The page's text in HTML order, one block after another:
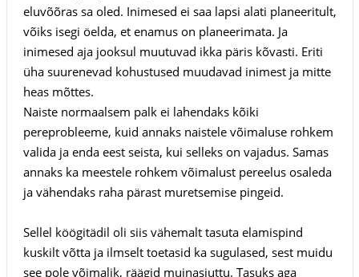
eluvõõras sa oled. Inimesed ei saa lapsi alati planeeritult,
võiks isegi öelda, et enamus on planeerimata. Ja
inimesed aja jooksul muutuvad ikka päris kõvasti. Eriti
üha suurenevad kohustused muudavad inimest ja mitte
heas mõttes.
Naiste normaalsem palk ei lahendaks kõiki
pereprobleeme, kuid annaks naistele võimaluse rohkem
valida ja enda eest seista, kui selleks on vajadus. Samas
annaks ka meestele rohkem võimalust pereelus osaleda
ja vähendaks raha pärast muretsemise pingeid.
Sellel köögitädil oli siis vähemalt tasuta elamispind
kuskilt võtta ja ilmselt toetasid ka sugulased, sest muidu
see pole võimalik, räägid muinasjuttu. Tasuks aga